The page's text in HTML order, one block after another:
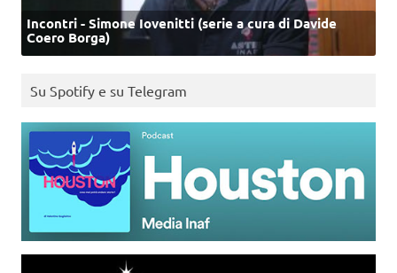
Incontri - Simone Iovenitti (serie a cura di Davide
Coero Borga)
Su Spotify e su Telegram